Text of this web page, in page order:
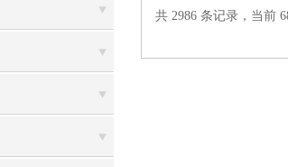
共 2986 条记录，当前